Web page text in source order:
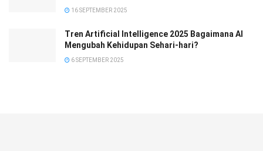
16 SEPTEMBER 2025
Tren Artificial Intelligence 2025 Bagaimana AI
Mengubah Kehidupan Sehari-hari?
6 SEPTEMBER 2025